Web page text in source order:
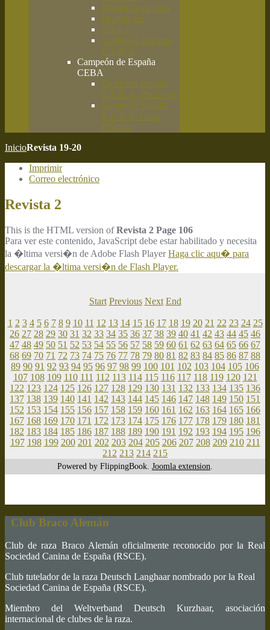
Búsqueda de caza
Morfología
Clásica
Campeón absoluto
C.E.B.A.
Campeón de España
CEBA
Campeón España
C.E.B.A. Primavera
Campeón España
C.E.B.A. Caza
Práctica
InicioRevista 19-20
Imprimir
Correo electrónico
Revista 2
This is the HTML version ofRevista 2 Page 106
Para ver este contenido, JavaScript debe estar habilitado y necesita
la �ltima versi�n de Adobe Flash PlayerHaga clic aqu� para
descargar la �ltima versi�n de Flash Player.
Start Previous Next End
1 2 3 4 5 6 7 8 9 10 11 12 13 14 15 16 17 18 19 20 21 22 23 24 25
26 27 28 29 30 31 32 33 34 35 36 37 38 39 40 41 42 43 44 45 46
47 48 49 50 51 52 53 54 55 56 57 58 59 60 61 62 63 64 65 66 67
68 69 70 71 72 73 74 75 76 77 78 79 80 81 82 83 84 85 86 87 88
89 90 91 92 93 94 95 96 97 98 99 100 101 102 103 104 105 106
107 108 109 110 111 112 113 114 115 116 117 118 119 120 121
122 123 124 125 126 127 128 129 130 131 132 133 134 135 136
137 138 139 140 141 142 143 144 145 146 147 148 149 150 151
152 153 154 155 156 157 158 159 160 161 162 163 164 165 166
167 168 169 170 171 172 173 174 175 176 177 178 179 180 181
182 183 184 185 186 187 188 189 190 191 192 193 194 195 196
197 198 199 200 201 202 203 204 205 206 207 208 209 210 211
212 213 214 215
Powered by FlippingBook. Joomla extension
Club Braco Alemán
Club de raza Braco Alemán oficialmente reconocido por la Real
Sociedad Canina de España (RSCE).
Club tutelador de la raza Deutsch Langhaar nombrado por la Real
Sociedad Canina de España (RSCE).
Miembro del Weltverband Deutsch Kurzhaar, asociación
internacional de clubes de la raza.